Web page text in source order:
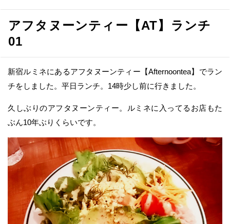
ン
アフタヌーンティー【AT】ランチ
01
新宿ルミネにあるアフタヌーンティー【Afternoontea】でラン
チをしました。平日ランチ。14時少し前に行きました。
久しぶりのアフタヌーンティー。ルミネに入ってるお店もた
ぶん10年ぶりくらいです。